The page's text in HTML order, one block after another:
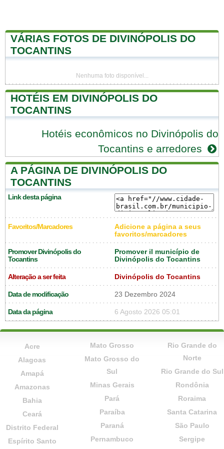
VÁRIAS FOTOS DE DIVINÓPOLIS DO
TOCANTINS
Nenhuma foto disponível...
HOTÉIS EM DIVINÓPOLIS DO
TOCANTINS
Hotéis econômicos no Divinópolis do
Tocantins e arredores
A PÁGINA DE DIVINÓPOLIS DO
TOCANTINS
Link desta página
Favoritos/Marcadores
Adicione a página a seus
favoritos/marcadores
Promover Divinópolis do
Tocantins
Promover il município de
Divinópolis do Tocantins
Alteração a ser feita Divinópolis do Tocantins
Data de modificação 23 Dezembro 2024
Data da página 6 Agosto 2026 05:01
Acre
Alagoas
Amapá
Amazonas
Bahia
Ceará
Distrito Federal
Espírito Santo
Mato Grosso
Mato Grosso do
Sul
Minas Gerais
Pará
Paraíba
Paraná
Pernambuco
Rio Grande do
Norte
Rio Grande do Sul
Rondônia
Roraima
Santa Catarina
São Paulo
Sergipe